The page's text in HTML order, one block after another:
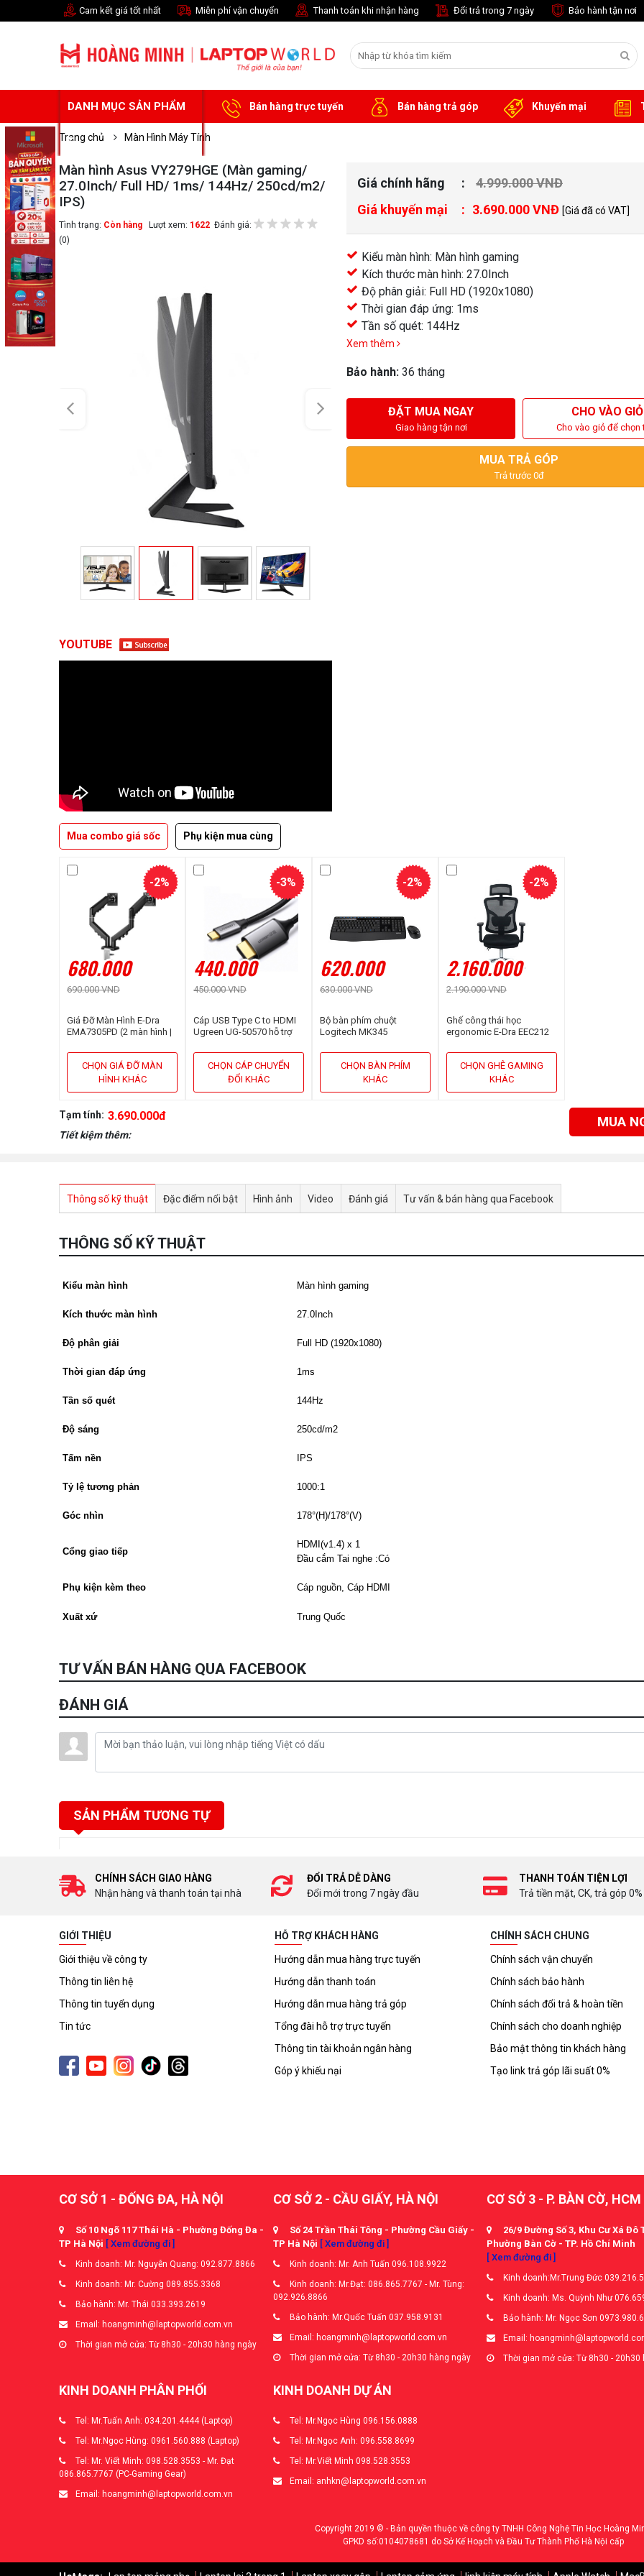
Cam kết giá tốt nhất Miễn phí vận chuyển Thanh toán khi nhận hàng Đổi trả trong 7 ngày Bảo hành tận nơi
DANH MỤC SẢN PHẨM Bán hàng trực tuyến Bán hàng trả góp Khuyến mại
Trang chủ Màn Hình Máy Tính
Màn hình Asus VY279HGE (Màn gaming/
27.0Inch/ Full HD/ 1ms/ 144Hz/ 250cd/m2/
IPS)
Tình trạng: Còn hàng Lượt xem: 1622 Đánh giá:
(0)
YOUTUBE
Giá chính hãng
4.999.000 VNĐ
Giá khuyến mại
3.690.000 VNĐ [Giá đã có VAT]
Kiểu màn hình: Màn hình gaming
Kích thước màn hình: 27.0Inch
Độ phân giải: Full HD (1920x1080)
Thời gian đáp ứng: 1ms
Tần số quét: 144Hz
Xem thêm
Bảo hành: 36 tháng
ĐẶT MUA NGAY
Giao hàng tận nơi
CHO VÀO GIỎ
Cho vào giỏ để chọn
MUA TRẢ GÓP
Trả trước 0đ
Mua combo giá sốc Phụ kiện mua cùng
680.000
690.000 VND
-2%
Giá Đỡ Màn Hình E-Dra
EMA7305PD (2 màn hình |
CHỌN GIÁ ĐỠ MÀN
HÌNH KHÁC
440.000
450.000 VND
-3%
Cáp USB Type C to HDMI
Ugreen UG-50570 hỗ trợ
CHỌN CÁP CHUYỂN
ĐỔI KHÁC
620.000
630.000 VND
-2%
Bộ bàn phím chuột
Logitech MK345
CHỌN BÀN PHÍM
KHÁC
2.160.000
2.190.000 VND
-2%
Ghế công thái học
ergonomic E-Dra EEC212
CHỌN GHÊ GAMING
KHÁC
Tạm tính: 3.690.000đ
Tiết kiệm thêm:
MUA
Thông số kỹ thuật Đặc điểm nổi bật Hình ảnh Video Đánh giá Tư vấn & bán hàng qua Facebook
THÔNG SỐ KỸ THUẬT
Kiểu màn hình Màn hình gaming
Kích thước màn hình 27.0Inch
Độ phân giải Full HD (1920x1080)
Thời gian đáp ứng 1ms
Tần số quét 144Hz
Độ sáng 250cd/m2
Tấm nền IPS
Tỷ lệ tương phản 1000:1
Góc nhìn 178°(H)/178°(V)
Cổng giao tiếp
HDMI(v1.4) x 1
Đầu cắm Tai nghe :Có
Phụ kiện kèm theo Cáp nguồn, Cáp HDMI
Xuất xứ Trung Quốc
TƯ VẤN BÁN HÀNG QUA FACEBOOK
ĐÁNH GIÁ
SẢN PHẨM TƯƠNG TỰ
CHÍNH SÁCH GIAO HÀNG
Nhận hàng và thanh toán tại nhà
ĐỔI TRẢ DỄ DÀNG
Đổi mới trong 7 ngày đầu
THANH TOÁN TIỆN LỢI
Trả tiền mặt, CK, trả góp 0%
GIỚI THIỆU
Giới thiệu về công ty
Thông tin liên hệ
Thông tin tuyển dụng
Tin tức
HỖ TRỢ KHÁCH HÀNG
Hướng dẫn mua hàng trực tuyến
Hướng dẫn thanh toán
Hướng dẫn mua hàng trả góp
Tổng đài hỗ trợ trực tuyến
Thông tin tài khoản ngân hàng
Góp ý khiếu nại
CHÍNH SÁCH CHUNG
Chính sách vận chuyển
Chính sách bảo hành
Chính sách đổi trả & hoàn tiền
Chính sách cho doanh nghiệp
Bảo mật thông tin khách hàng
Tạo link trả góp lãi suất 0%
CƠ SỞ 1 - ĐỐNG ĐA, HÀ NỘI
Số 10 Ngõ 117 Thái Hà - Phường Đống Đa -
TP Hà Nội [ Xem đường đi ]
Kinh doanh: Mr. Nguyễn Quang: 092.877.8866
Kinh doanh: Mr. Cường 089.855.3368
Bảo hành: Mr. Thái 033.393.2619
Email: hoangminh@laptopworld.com.vn
Thời gian mở cửa: Từ 8h30 - 20h30 hàng ngày
CƠ SỞ 2 - CẦU GIẤY, HÀ NỘI
Số 24 Trần Thái Tông - Phường Cầu Giấy -
TP Hà Nội [ Xem đường đi ]
Kinh doanh: Mr. Anh Tuấn 096.108.9922
Kinh doanh: Mr.Đạt: 086.865.7767 - Mr. Tùng:
092.926.8866
Bảo hành: Mr.Quốc Tuấn 037.958.9131
Email: hoangminh@laptopworld.com.vn
Thời gian mở cửa: Từ 8h30 - 20h30 hàng ngày
CƠ SỞ 3 - P. BÀN CỜ, HCM
26/9 Đường Số 3, Khu Cư Xá Đô
Phường Bàn Cờ - TP. Hồ Chí Minh
[ Xem đường đi ]
Kinh doanh:Mr.Trung Đức
Kinh doanh: Ms. Quỳnh Như
Bảo hành: Mr. Ngọc Sơn
Email:
Thời gian mở cửa: Từ 8h30 - 20h30
KINH DOANH PHÂN PHỐI
Tel: Mr.Tuấn Anh: 034.201.4444 (Laptop)
Tel: Mr.Ngọc Hùng: 0961.560.888 (Laptop)
Tel: Mr. Viết Minh: 098.528.3553 - Mr. Đạt
086.865.7767 (PC-Gaming Gear)
Email: hoangminh@laptopworld.com.vn
KINH DOANH DỰ ÁN
Tel: Mr.Ngọc Hùng 096.156.0888
Tel: Mr.Ngọc Anh: 096.558.8699
Tel: Mr.Viết Minh 098.528.3553
Email: anhkn@laptopworld.com.vn
Copyright 2019 © - Bản quyền thuộc về công ty TNHH Công Nghệ Tin Học Hoàng
GPKD số:0104078681 do Sở Kế Hoạch và Đầu Tư Thành Phố Hà Nội cấp